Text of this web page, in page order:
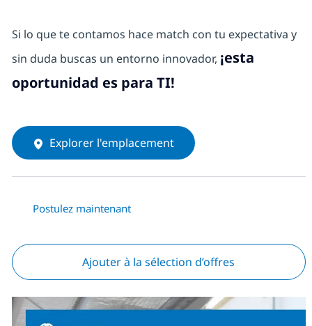
Si lo que te contamos hace match con tu expectativa y
sin duda buscas un entorno innovador, ¡esta
oportunidad es para TI!
Explorer l'emplacement
Postulez maintenant
Ajouter à la sélection d’offres